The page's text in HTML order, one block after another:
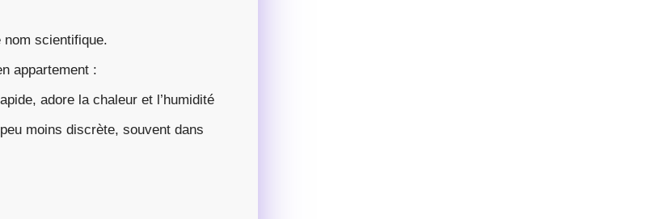
nom scientifique.
appartement :
adore la chaleur et l’humidité
moins discrète, souvent dans